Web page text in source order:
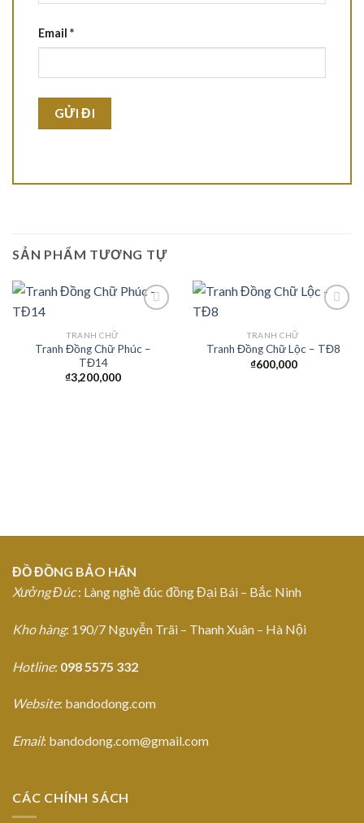
Email *
SẢN PHẨM TƯƠNG TỰ
Add to
TRANH CHỮ
Tranh Đồng Chữ Phúc –
TĐ14
₫3,200,000
Add to
TRANH CHỮ
Tranh Đồng Chữ Lộc – TĐ8
₫600,000
ĐỒ ĐỒNG BẢO HÂN
Xưởng Đúc: Làng nghề đúc đồng Đại Bái – Bắc Ninh
Kho hàng: 190/7 Nguyễn Trãi – Thanh Xuân – Hà Nội
Hotline: 098 5575 332
Website: bandodong.com
Email: bandodong.com@gmail.com
CÁC CHÍNH SÁCH